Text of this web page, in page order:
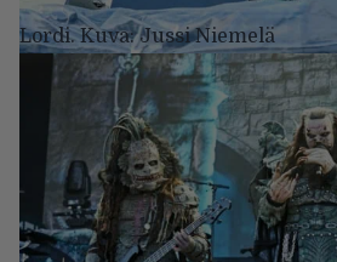
Lordi. Kuva: Jussi Niemelä